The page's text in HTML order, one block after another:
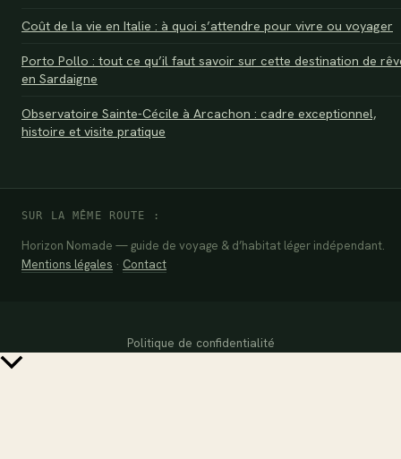
Coût de la vie en Italie : à quoi s’attendre pour vivre ou voyager
Porto Pollo : tout ce qu’il faut savoir sur cette destination de
en Sardaigne
Observatoire Sainte-Cécile à Arcachon : cadre exceptionnel,
histoire et visite pratique
SUR LA MÊME ROUTE :
Horizon Nomade — guide de voyage & d’habitat léger indépendant.
Mentions légales · Contact
Politique de confidentialité